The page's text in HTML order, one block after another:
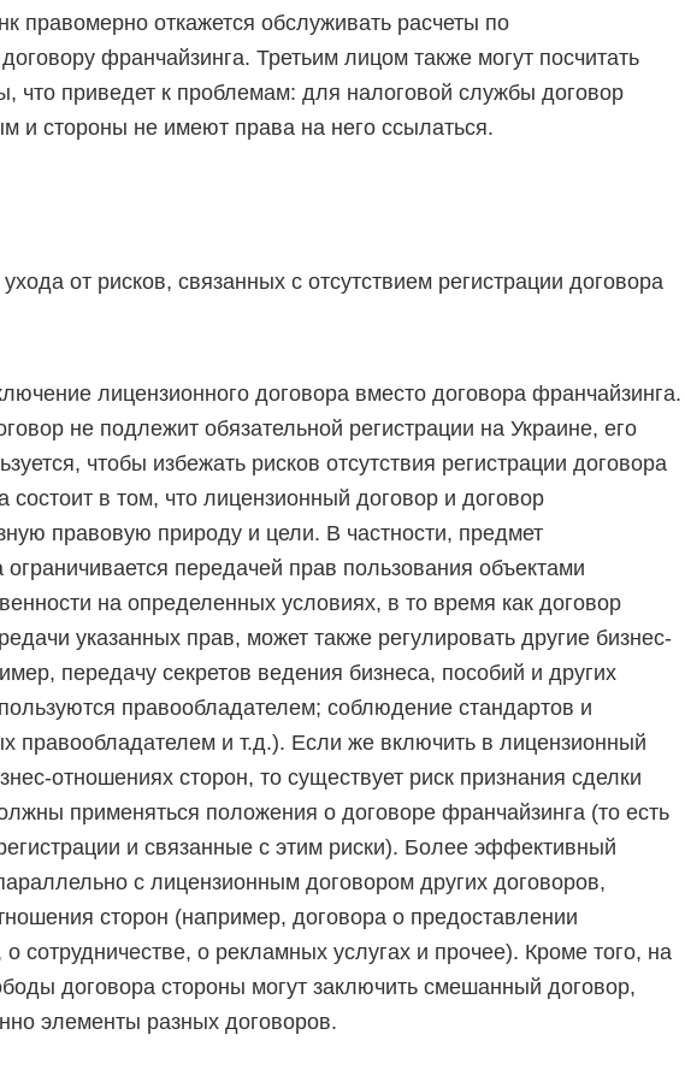
правомерно откажется обслуживать расчеты по
франчайзинга. Третьим лицом также могут посчитать
что приведет к проблемам: для налоговой службы договор
и стороны не имеют права на него ссылаться.
от рисков, связанных с отсутствием регистрации договора
лицензионного договора вместо договора франчайзинга.
не подлежит обязательной регистрации на Украине, его
чтобы избежать рисков отсутствия регистрации договора
в том, что лицензионный договор и договор
правовую природу и цели. В частности, предмет
передачей прав пользования объектами
на определенных условиях, в то время как договор
указанных прав, может также регулировать другие бизнес-
передачу секретов ведения бизнеса, пособий и других
правообладателем; соблюдение стандартов и
правообладателем и т.д.). Если же включить в лицензионный
отношениях сторон, то существует риск признания сделки
применяться положения о договоре франчайзинга (то есть
и связанные с этим риски). Более эффективный
с лицензионным договором других договоров,
сторон (например, договора о предоставлении
о сотрудничестве, о рекламных услугах и прочее). Кроме того, на
договора стороны могут заключить смешанный договор,
элементы разных договоров.